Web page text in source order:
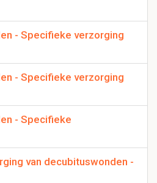
- Specifieke verzorging
- Specifieke verzorging
- Specifieke
van decubituswonden -